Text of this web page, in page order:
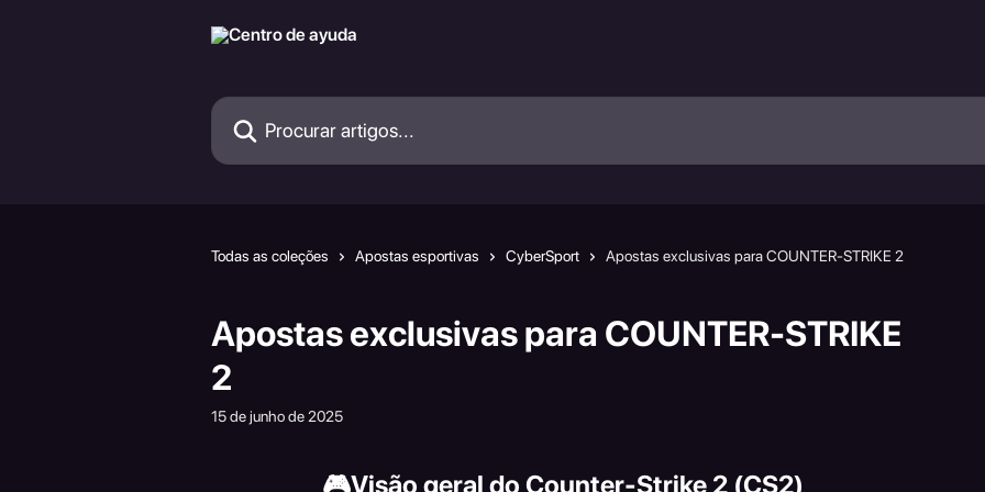
Procurar artigos...
Todas as coleções Apostas esportivas CyberSport Apostas exclusivas para COUNTER-STRIKE 2
Apostas exclusivas para COUNTER-STRIKE
2
15 de junho de 2025
🎮Visão geral do Counter-Strike 2 (CS2)